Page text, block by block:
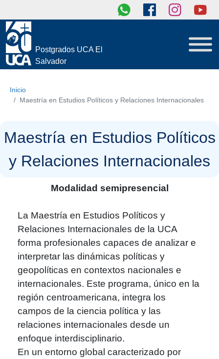
Postgrados UCA El
Salvador
Inicio
Maestría en Estudios Políticos y Relaciones Internacionales
Maestría en Estudios Políticos
y Relaciones Internacionales
Modalidad semipresencial
La Maestría en Estudios Políticos y
Relaciones Internacionales de la UCA
forma profesionales capaces de analizar e
interpretar las dinámicas políticas y
geopolíticas en contextos nacionales e
internacionales. Este programa, único en la
región centroamericana, integra los
campos de la ciencia política y las
relaciones internacionales desde un
enfoque interdisciplinario.
En un entorno global caracterizado por